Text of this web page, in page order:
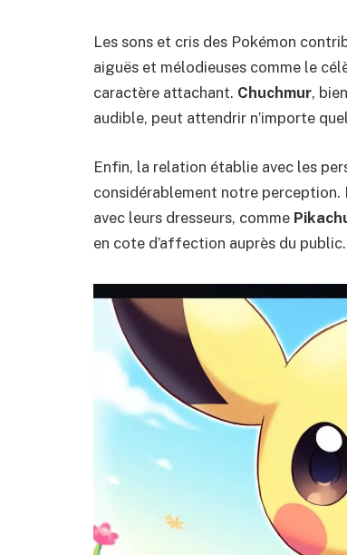
Les sons et cris des Pokémon
aiguës et mélodieuses comme le
caractère attachant. Chuchmur,
audible, peut attendrir n’importe
Enfin, la relation établie avec les
considérablement notre
avec leurs dresseurs, comme
en cote d’affection auprès du public.